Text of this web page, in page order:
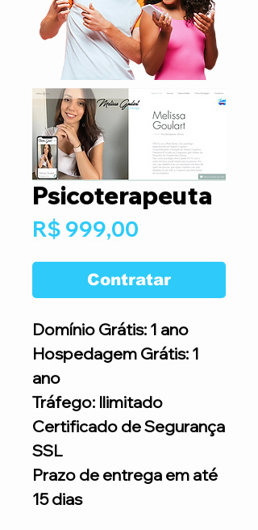
Psicoterapeuta
R$ 999,00
Contratar
Domínio Grátis: 1 ano
Hospedagem Grátis: 1
ano
Tráfego: Ilimitado
Certificado de Segurança
SSL
Prazo de entrega em até
15 dias